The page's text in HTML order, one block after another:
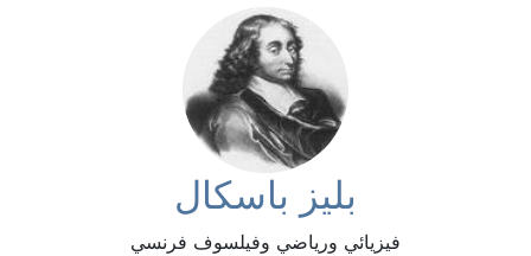
بليز باسكال
فيزيائي ورياضي وفيلسوف فرنسي